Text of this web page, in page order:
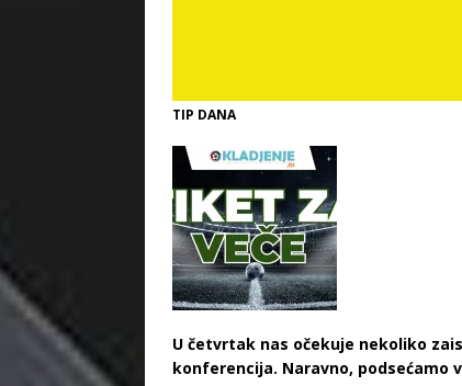
TIP DANA
U četvrtak nas očekuje nekoliko
konferencija. Naravno,